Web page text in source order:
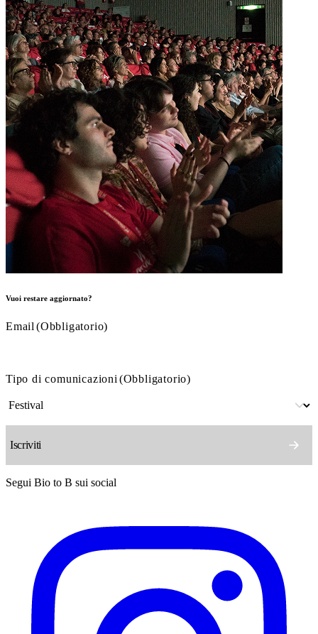
Vuoi restare aggiornato?
Email (Obbligatorio)
Tipo di comunicazioni (Obbligatorio)
Segui Bio to B sui social